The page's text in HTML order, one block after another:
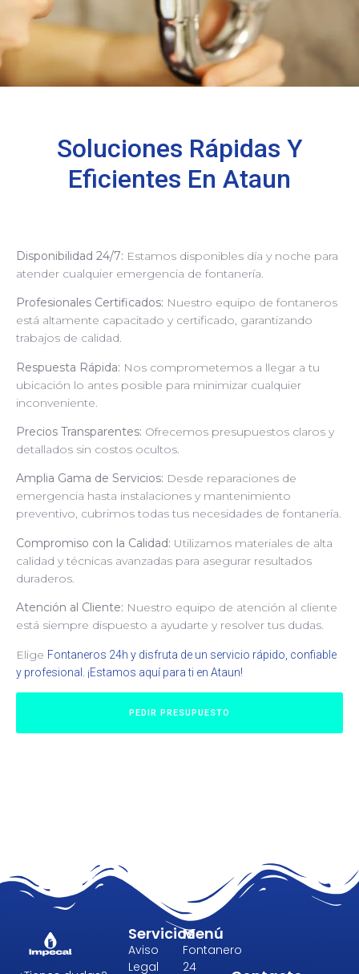
Soluciones Rápidas Y
Eficientes En Ataun
Disponibilidad 24/7: Estamos disponibles día y noche para
atender cualquier emergencia de fontanería.
Profesionales Certificados: Nuestro equipo de fontaneros
está altamente capacitado y certificado, garantizando
trabajos de calidad.
Respuesta Rápida: Nos comprometemos a llegar a tu
ubicación lo antes posible para minimizar cualquier
inconveniente.
Precios Transparentes: Ofrecemos presupuestos claros y
detallados sin costos ocultos.
Amplia Gama de Servicios: Desde reparaciones de
emergencia hasta instalaciones y mantenimiento
preventivo, cubrimos todas tus necesidades de fontanería.
Compromiso con la Calidad: Utilizamos materiales de alta
calidad y técnicas avanzadas para asegurar resultados
duraderos.
Atención al Cliente: Nuestro equipo de atención al cliente
está siempre dispuesto a ayudarte y resolver tus dudas.
Elige Fontaneros 24h y disfruta de un servicio rápido, confiable
y profesional. ¡Estamos aquí para ti en Ataun!
PEDIR PRESUPUESTO
Menú
Fontanero
24
Servicios
Aviso
Legal